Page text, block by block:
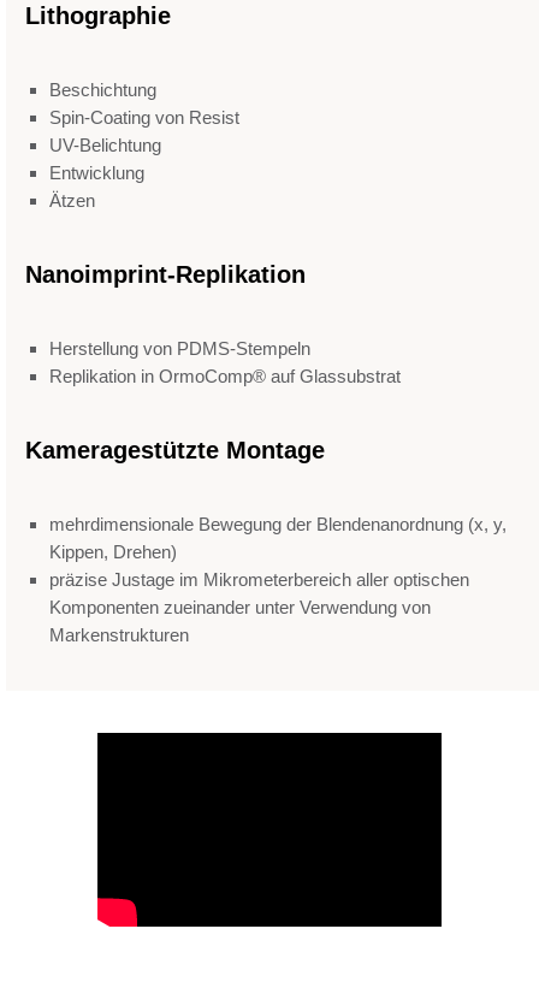
Lithographie
Beschichtung
Spin-Coating von Resist
UV-Belichtung
Entwicklung
Ätzen
Nanoimprint-Replikation
Herstellung von PDMS-Stempeln
Replikation in OrmoComp® auf Glassubstrat
Kameragestützte Montage
mehrdimensionale Bewegung der Blendenanordnung (x, y,
Kippen, Drehen)
präzise Justage im Mikrometerbereich aller optischen
Komponenten zueinander unter Verwendung von
Markenstrukturen